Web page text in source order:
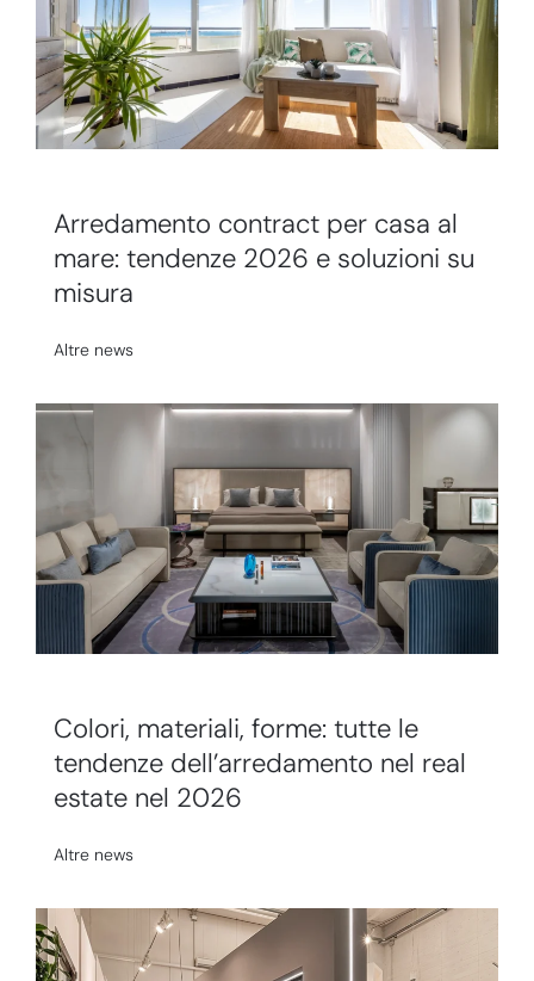
Arredamento contract per casa al
mare: tendenze 2026 e soluzioni su
misura
Altre news
Colori, materiali, forme: tutte le
tendenze dell’arredamento nel real
estate nel 2026
Altre news